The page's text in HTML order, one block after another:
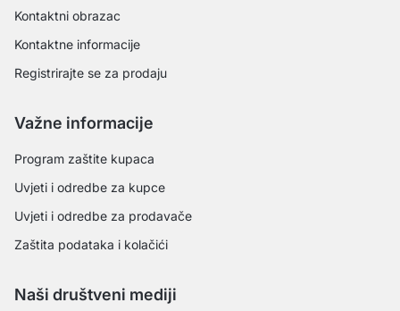
Kontaktni obrazac
Kontaktne informacije
Registrirajte se za prodaju
Važne informacije
Program zaštite kupaca
Uvjeti i odredbe za kupce
Uvjeti i odredbe za prodavače
Zaštita podataka i kolačići
Naši društveni mediji